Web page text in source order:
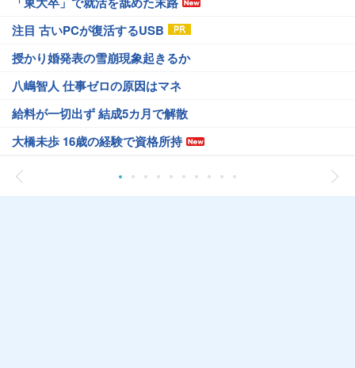
注目 古いPCが復活するUSB
授かり婚発表の雪崩現象起きるか
八嶋智人 仕事ゼロの原因はマネ
給料が一切出ず 結成5カ月で解散
大橋未歩 16歳の経験で資格所持